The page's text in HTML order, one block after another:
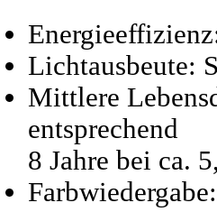
Lichtausbeute:
Mittlere
entsprechend
8 Jahre bei ca.